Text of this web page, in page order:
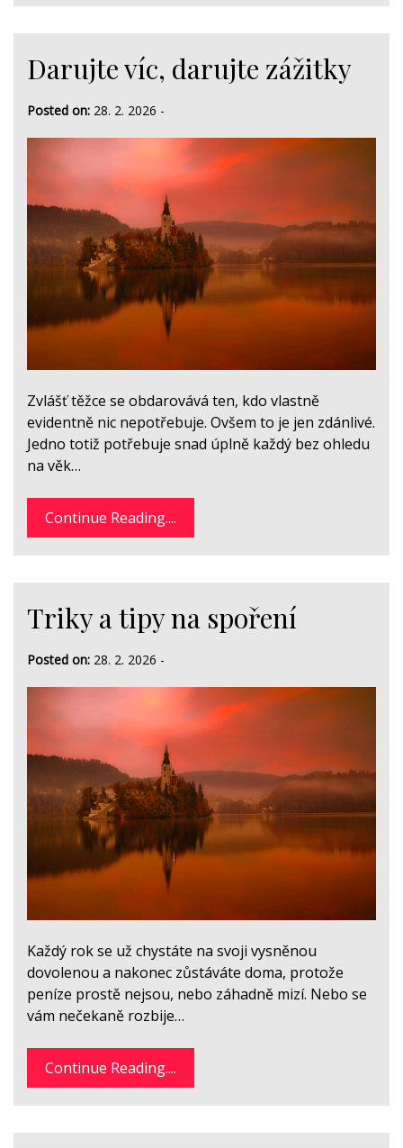
Darujte víc, darujte zážitky
Posted on: 28. 2. 2026 -
Zvlášť těžce se obdarovává ten, kdo vlastně
evidentně nic nepotřebuje. Ovšem to je jen zdánlivé.
Jedno totiž potřebuje snad úplně každý bez ohledu
na věk…
Continue Reading....
Triky a tipy na spoření
Posted on: 28. 2. 2026 -
Každý rok se už chystáte na svoji vysněnou
dovolenou a nakonec zůstáváte doma, protože
peníze prostě nejsou, nebo záhadně mizí. Nebo se
vám nečekaně rozbije…
Continue Reading....